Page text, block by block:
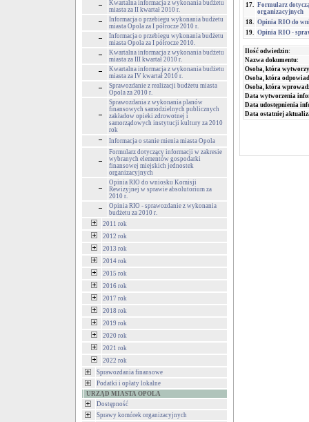
Kwartalna informacja z wykonania budżetu
miasta za II kwartał 2010 r.
Informacja o przebiegu wykonania budżetu
miasta Opola za I półrocze 2010 r.
Informacja o przebiegu wykonania budżetu
miasta Opola za I półrocze 2010.
Kwartalna informacja z wykonania budżetu
miasta za III kwartał 2010 r.
Kwartalna informacja z wykonania budżetu
miasta za IV kwartał 2010 r.
Sprawozdanie z realizacji budżetu miasta
Opola za 2010 r.
Sprawozdania z wykonania planów
finansowych samodzielnych publicznych
zakładow opieki zdrowotnej i
samorządowych instytucji kultury za 2010
rok
Informacja o stanie mienia miasta Opola
Formularz dotyczący informacji w zakresie
wybranych elementów gospodarki
finansowej miejskich jednostek
organizacyjnych
Opinia RIO do wniosku Komisji
Rewizyjnej w sprawie absolutorium za
2010 r.
Opinia RIO - sprawozdanie z wykonania
budżetu za 2010 r.
2011 rok
2012 rok
2013 rok
2014 rok
2015 rok
2016 rok
2017 rok
2018 rok
2019 rok
2020 rok
2021 rok
2022 rok
Sprawozdania finansowe
Podatki i opłaty lokalne
URZĄD MIASTA OPOLA
Dostępność
Sprawy komórek organizacyjnych
17. Formularz
organizacyjnych
18. Opinia RIO do
19. Opinia RIO -
Ilość odwiedzin:
Nazwa dokumentu:
Osoba, która
Osoba, która
Osoba, która
Data wytworzenia
Data udostępnienia
Data ostatniej